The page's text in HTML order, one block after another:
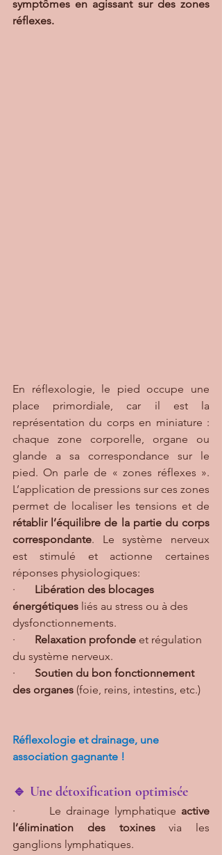
symptômes en agissant sur des zones
réflexes.
En réflexologie, le pied occupe une
place primordiale, car il est la
représentation du corps en miniature :
chaque zone corporelle, organe ou
glande a sa correspondance sur le
pied. On parle de « zones réflexes ».
L’application de pressions sur ces zones
rétablir l’équilibre de la partie du corps
correspondante. Le système nerveux
est stimulé et actionne certaines
réponses physiologiques:
· Libération des blocages
énergétiques liés au stress ou à des
dysfonctionnements.
· Relaxation profonde et régulation
du système nerveux.
· Soutien du bon fonctionnement
des organes (foie, reins, intestins, etc.)
Réflexologie et drainage, une
association gagnante !
🔹 Une détoxification optimisée
·       Le drainage lymphatique active
l’élimination des toxines via les
ganglions lymphatiques.